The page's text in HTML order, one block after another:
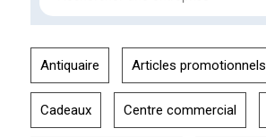
Antiquaire Articles promotionnels
Cadeaux Centre commercial